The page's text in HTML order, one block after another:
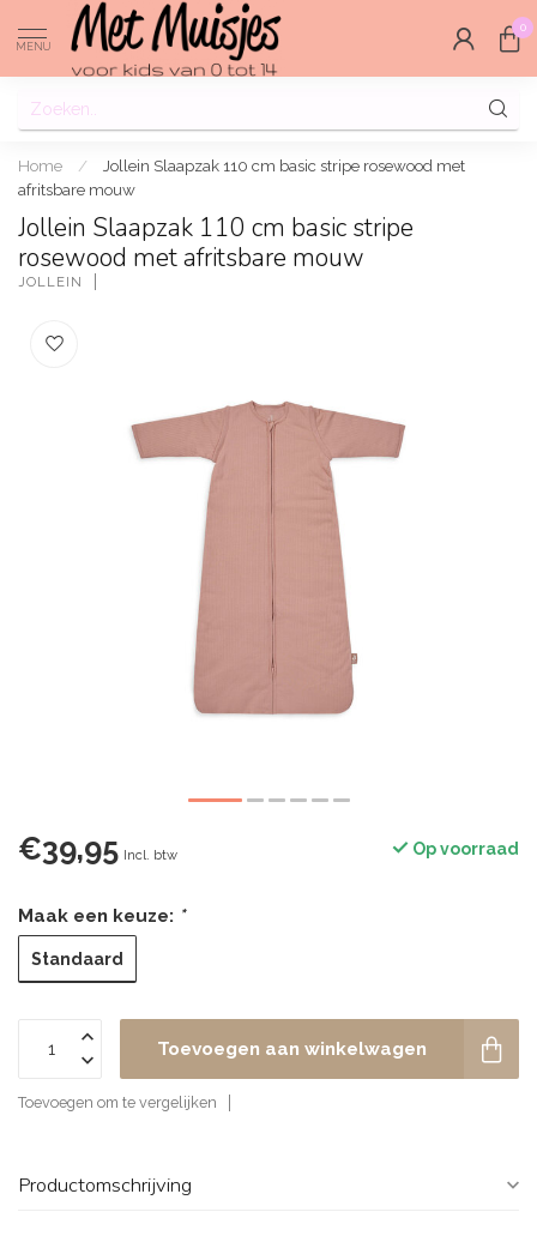
MENU
0
Home /
Jollein Slaapzak 110 cm basic stripe rosewood met
afritsbare mouw
Jollein Slaapzak 110 cm basic stripe
rosewood met afritsbare mouw
JOLLEIN
€39,95 Incl. btw Op voorraad
Maak een keuze: *
Standaard
Toevoegen aan winkelwagen
Toevoegen om te vergelijken
Productomschrijving